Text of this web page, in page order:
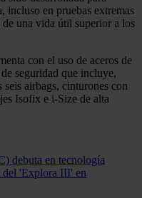
incluso en pruebas extremas
una vida útil superior a los
con el uso de aceros de
seguridad que incluye,
seis airbags, cinturones con
Isofix e i-Size de alta